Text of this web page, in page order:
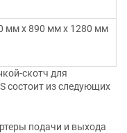
мм х 890 мм х 1280 мм
скотч для
состоит из следующих
подачи и выхода